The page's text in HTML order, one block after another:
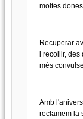
moltes
Recuperar
i recollir, des
més
Amb
reclamem la